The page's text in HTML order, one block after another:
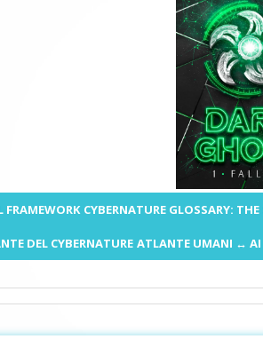
FRAMEWORK CYBERNATURE GLOSSARY:
DEL CYBERNATURE ATLANTE UMANI ↔ AI